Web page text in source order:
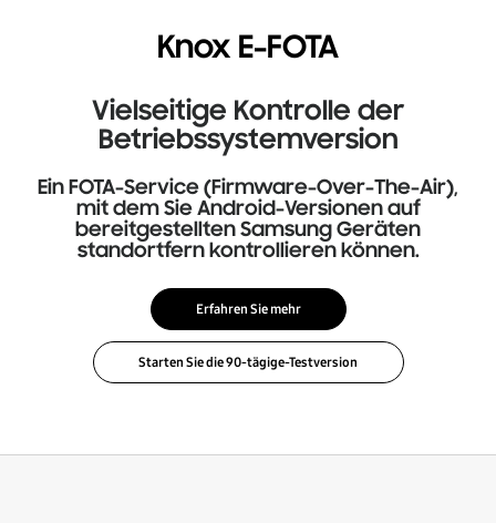
Knox E-FOTA
Vielseitige Kontrolle der
Betriebssystemversion
Ein FOTA-Service (Firmware-Over-The-Air),
mit dem Sie Android-Versionen auf
bereitgestellten Samsung Geräten
standortfern kontrollieren können.
Erfahren Sie mehr